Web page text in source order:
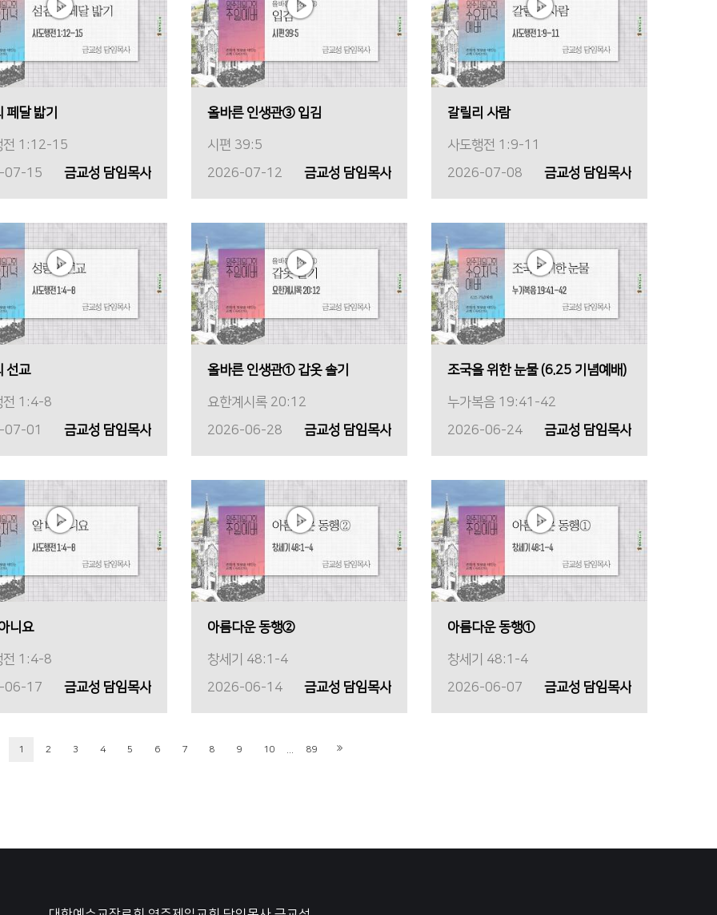
페달 밟기
전 1:12-15
07-15
금교성 담임목사
올바른 인생관③ 입김
시편 39:5
2026-07-12
금교성 담임목사
갈릴리 사람
사도행전 1:9-11
2026-07-08
금교성 담임목사
선교
전 1:4-8
01
금교성 담임목사
올바른 인생관① 갑옷 솔기
요한계시록 20:12
2026-06-28
금교성 담임목사
조국을 위한 눈물 (6.25 기념예배)
누가복음 19:41-42
2026-06-24
금교성 담임목사
니요
전 1:4-8
06-17
금교성 담임목사
아름다운 동행②
창세기 48:1-4
2026-06-14
금교성 담임목사
아름다운 동행①
창세기 48:1-4
2026-06-07
금교성 담임목사
1 2 3 4 5 6 7 8 9 10 89